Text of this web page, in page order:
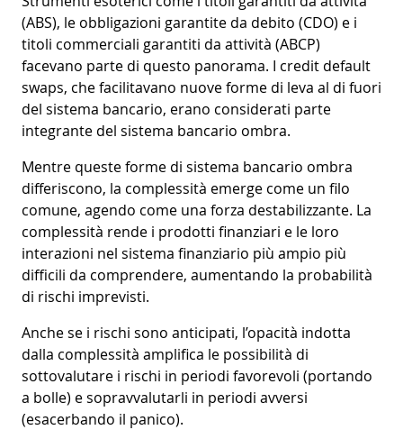
(ABS), le obbligazioni garantite da debito (CDO) e i
titoli commerciali garantiti da attività (ABCP)
facevano parte di questo panorama. I credit default
swaps, che facilitavano nuove forme di leva al di fuori
del sistema bancario, erano considerati parte
integrante del sistema bancario ombra.
Mentre queste forme di sistema bancario ombra
differiscono, la complessità emerge come un filo
comune, agendo come una forza destabilizzante. La
complessità rende i prodotti finanziari e le loro
interazioni nel sistema finanziario più ampio più
difficili da comprendere, aumentando la probabilità
di rischi imprevisti.
Anche se i rischi sono anticipati, l’opacità indotta
dalla complessità amplifica le possibilità di
sottovalutare i rischi in periodi favorevoli (portando
a bolle) e sopravvalutarli in periodi avversi
(esacerbando il panico).